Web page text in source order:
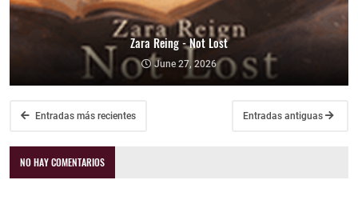
Zara Reing - Not Lost
June 27, 2026
Entradas más recientes Entradas antiguas
NO HAY COMENTARIOS